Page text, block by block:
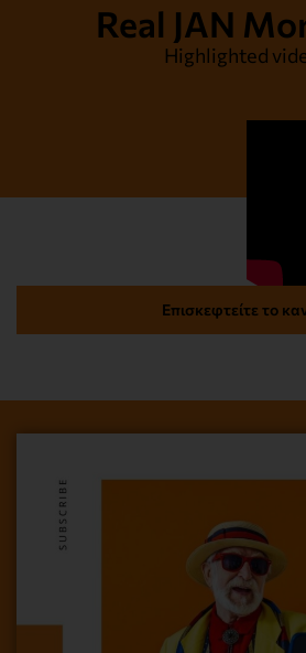
Real JAN
Highlighted
Επισκεφτείτε το